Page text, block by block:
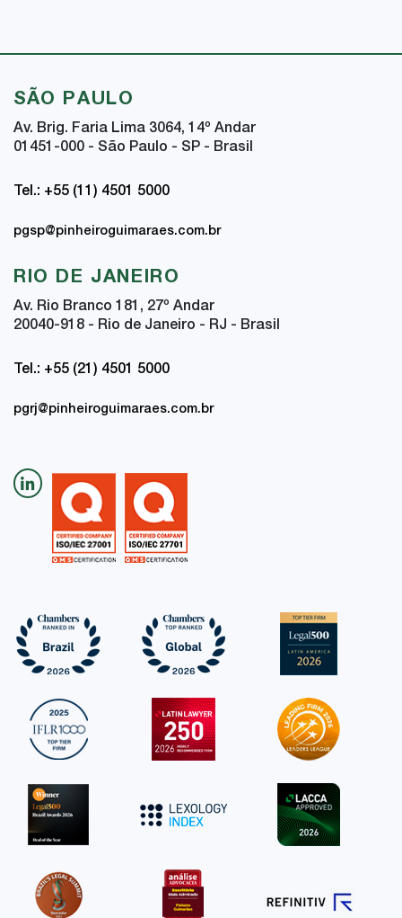
SÃO PAULO
Av. Brig. Faria Lima 3064, 14º Andar
01451-000 - São Paulo - SP - Brasil
Tel.: +55 (11) 4501 5000
pgsp@pinheiroguimaraes.com.br
RIO DE JANEIRO
Av. Rio Branco 181, 27º Andar
20040-918 - Rio de Janeiro - RJ - Brasil
Tel.: +55 (21) 4501 5000
pgrj@pinheiroguimaraes.com.br